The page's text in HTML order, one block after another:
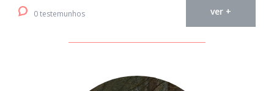
0 testemunhos ver +